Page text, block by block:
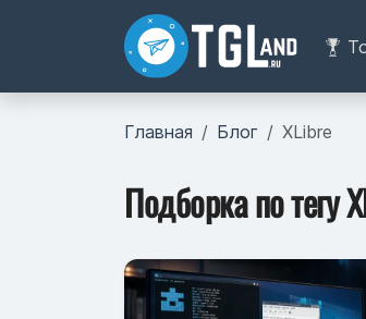
Главная Блог XLibre
Подборка по тегу